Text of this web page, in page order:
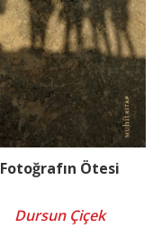
Fotoğrafın Ötesi
Dursun Çiçek